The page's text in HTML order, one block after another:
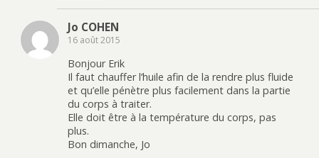
Jo COHEN
16 août 2015
Bonjour Erik
Il faut chauffer l’huile afin de la rendre plus fluide
et qu’elle pénètre plus facilement dans la partie
du corps à traiter.
Elle doit être à la température du corps, pas
plus.
Bon dimanche, Jo